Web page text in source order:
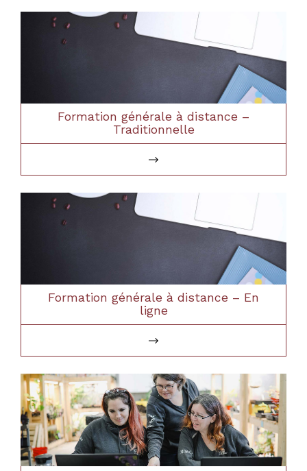
Formation générale à distance –
Traditionnelle
Formation générale à distance – En
ligne